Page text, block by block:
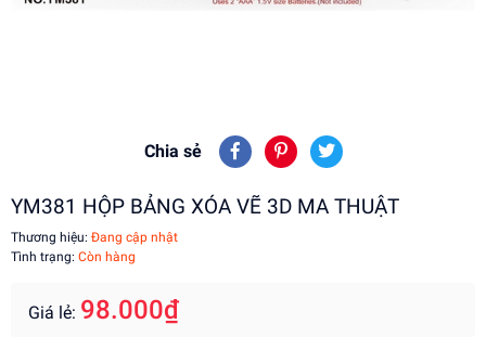
Chia sẻ
YM381 HỘP BẢNG XÓA VẼ 3D MA THUẬT
Thương hiệu: Đang cập nhật
Tình trạng: Còn hàng
Giá lẻ: 98.000₫